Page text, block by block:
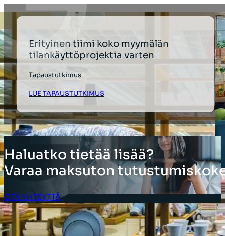
Erityinen tiimi koko myymälän
tilankäyttöprojektia varten
Tapaustutkimus
LUE TAPAUSTUTKIMUS
Haluatko tietää lisää?
Varaa maksuton
OTA YHTEYTTÄ
Asiakkaan kirjautuminen